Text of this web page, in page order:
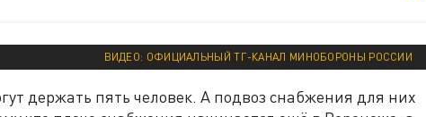
ВИДЕО: ОФИЦИАЛЬНЫЙ ТГ-КАНАЛ МИНОБОРОНЫ РОССИИ
держать пять человек. А подвоз снабжения для них